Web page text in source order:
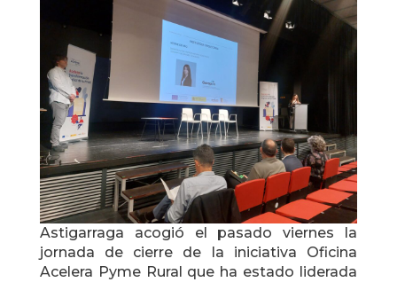
Astigarraga acogió el pasado viernes la
jornada de cierre de la iniciativa Oficina
Acelera Pyme Rural que ha estado liderada